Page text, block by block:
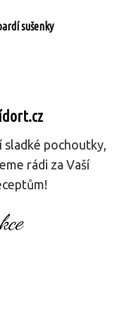
sušenky
sladké pochoutky,
rádi za Vaší